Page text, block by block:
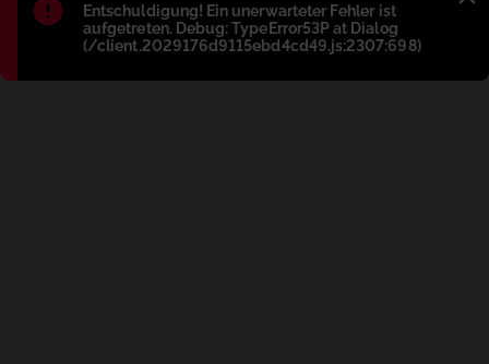
Błąd:
Entschuldigung! Ein unerwarteter Fehler ist
aufgetreten. Debug: TypeError53P at Dialog
(/client.2029176d9115ebd4cd49.js:2307:698)